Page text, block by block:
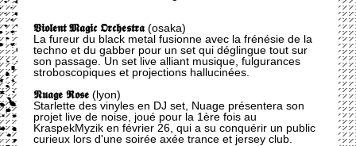
𝖁𝖎𝖔𝖑𝖊𝖓𝖙 𝕸𝖆𝖌𝖎𝖈 𝕺𝖗𝖈𝖍𝖊𝖘𝖙𝖗𝖆(osaka)
La fureur du black metal fusionne avec la frénésie de la
techno et du gabber pour un set qui déglingue tout sur
son passage. Un set live alliant musique, fulgurances
stroboscopiques et projections hallucinées.
𝕹𝖚𝖆𝖌𝖊 𝕽𝖔𝖘𝖊(lyon)
Starlette des vinyles en DJ set, Nuage présentera son
projet live de noise, joué pour la 1ère fois au
KraspekMyzik en février 26, qui a su conquérir un public
curieux lors d'une soirée axée trance et jersey club.